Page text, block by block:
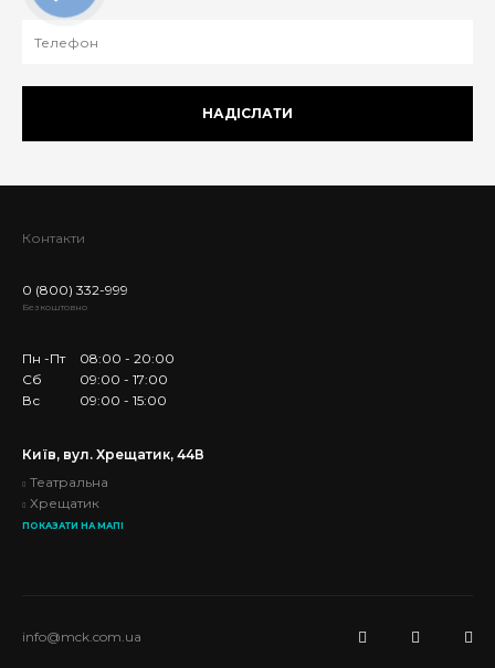
НАДІСЛАТИ
Контакти
0 (800) 332-999
Безкоштовно
Пн -Пт
08:00 - 20:00
Сб
09:00 - 17:00
Вс
09:00 - 15:00
Київ, вул. Хрещатик, 44В
Театральна
Хрещатик
ПОКАЗАТИ НА МАПІ
info@mck.com.ua